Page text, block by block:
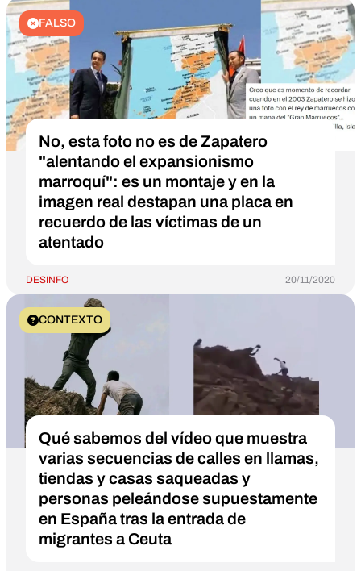
FALSO
No, esta foto no es de Zapatero
"alentando el expansionismo
marroquí": es un montaje y en la
imagen real destapan una placa en
recuerdo de las víctimas de un
atentado
DESINFO 20/11/2020
CONTEXTO
Qué sabemos del vídeo que muestra
varias secuencias de calles en llamas,
tiendas y casas saqueadas y
personas peleándose supuestamente
en España tras la entrada de
migrantes a Ceuta